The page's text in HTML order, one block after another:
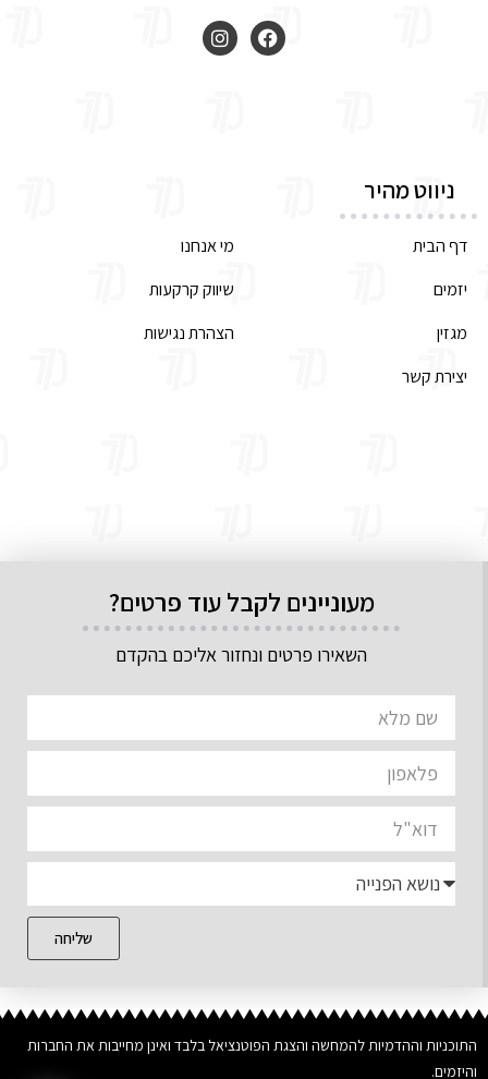
ניווט מהיר
דף הבית
מי אנחנו
יזמים
שיווק קרקעות
מגזין
הצהרת נגישות
יצירת קשר
מעוניינים לקבל עוד פרטים?
השאירו פרטים ונחזור אליכם בהקדם
שליחה
התוכניות וההדמיות להמחשה והצגת הפוטנציאל בלבד ואינן מחייבות את החברות
והיזמים.